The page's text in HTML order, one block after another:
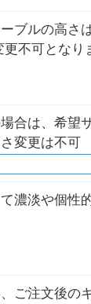
ブルの高さ
不可となり
合は、希望
変更は不可
濃淡や個性
ご注文後の